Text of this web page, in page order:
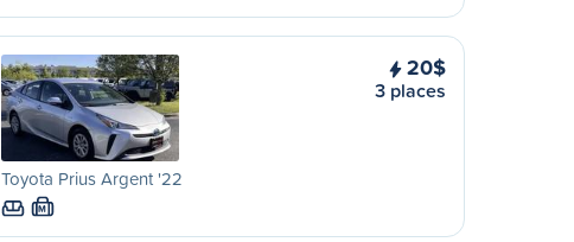
Toyota Prius Argent '22
M
20$
3 places